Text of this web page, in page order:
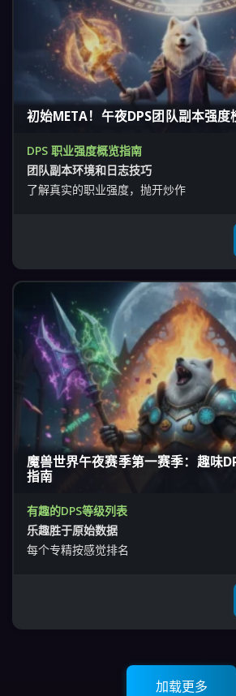
初始META！午夜DPS团队副本强度
DPS 职业强度概览指南
团队副本环境和日志技巧
了解真实的职业强度，抛开炒作
魔兽世界午夜赛季第一赛季：趣味
指南
有趣的DPS等级列表
乐趣胜于原始数据
每个专精按感觉排名
加载更多